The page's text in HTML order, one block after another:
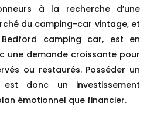
à la recherche d’une
du camping-car vintage, et
camping car, est en
une demande croissante pour
ou restaurés. Posséder un
donc un investissement
émotionnel que financier.